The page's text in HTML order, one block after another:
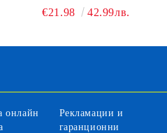
НАНИЗВАНЕ HAPE
€21.98 42.99лв.
онлайн
Рекламации и
гаранционни